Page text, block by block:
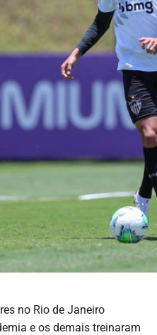
no Rio de Janeiro
e os demais treinaram